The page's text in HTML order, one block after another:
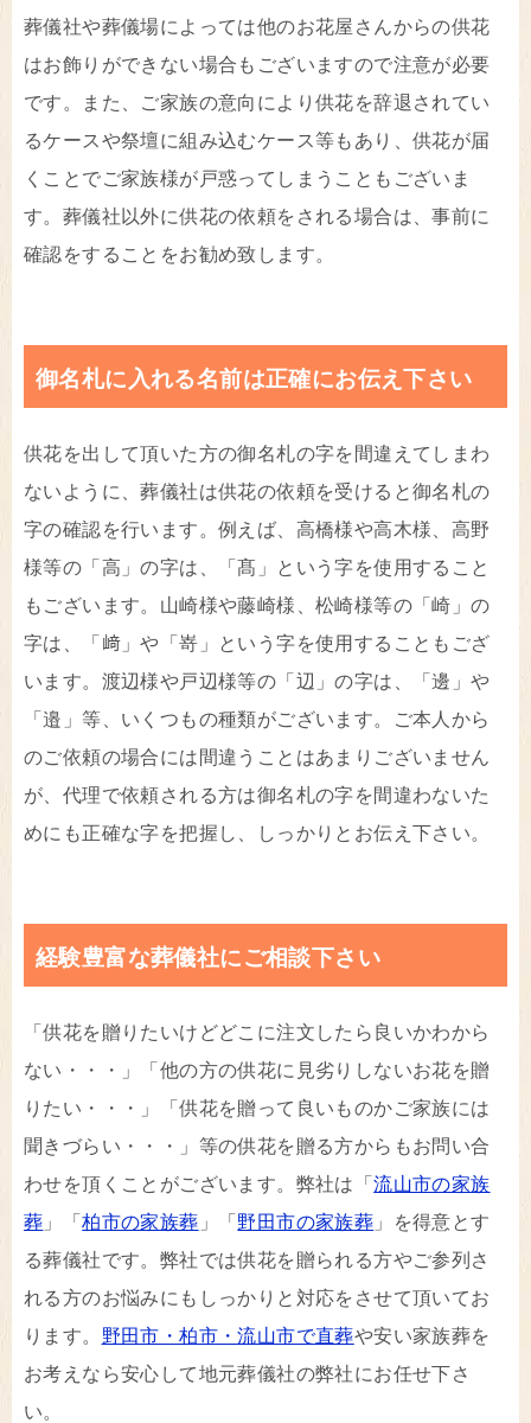
葬儀社や葬儀場によっては他のお花屋さんからの供花
はお飾りができない場合もございますので注意が必要
です。また、ご家族の意向により供花を辞退されてい
るケースや祭壇に組み込むケース等もあり、供花が届
くことでご家族様が戸惑ってしまうこともございま
す。葬儀社以外に供花の依頼をされる場合は、事前に
確認をすることをお勧め致します。
御名札に入れる名前は正確にお伝え下さい
供花を出して頂いた方の御名札の字を間違えてしまわ
ないように、葬儀社は供花の依頼を受けると御名札の
字の確認を行います。例えば、高橋様や高木様、高野
様等の「高」の字は、「髙」という字を使用すること
もございます。山崎様や藤崎様、松崎様等の「崎」の
字は、「﨑」や「嵜」という字を使用することもござ
います。渡辺様や戸辺様等の「辺」の字は、「邊」や
「邉」等、いくつもの種類がございます。ご本人から
のご依頼の場合には間違うことはあまりございません
が、代理で依頼される方は御名札の字を間違わないた
めにも正確な字を把握し、しっかりとお伝え下さい。
経験豊富な葬儀社にご相談下さい
「供花を贈りたいけどどこに注文したら良いかわから
ない・・・」「他の方の供花に見劣りしないお花を贈
りたい・・・」「供花を贈って良いものかご家族には
聞きづらい・・・」等の供花を贈る方からもお問い合
わせを頂くことがございます。弊社は「流山市の家族
葬 」「柏市の家族葬 」「 野田市の家族葬 」を得意とす
る葬儀社です。弊社では供花を贈られる方やご参列さ
れる方のお悩みにもしっかりと対応をさせて頂いてお
ります。 野田市・柏市・流山市で直葬や安い家族葬を
お考えなら安心して地元葬儀社の弊社にお任せ下さ
い。